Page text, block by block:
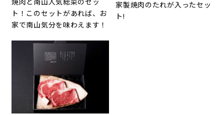
ト！このセットがあれば、お
家で南山気分を味わえます！
家製焼肉のたれが入ったセッ
ト!